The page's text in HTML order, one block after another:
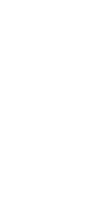
bazén s
set na